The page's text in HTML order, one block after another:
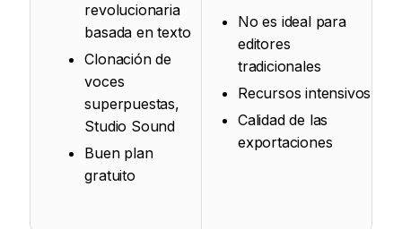
revolucionaria
basada en texto
Clonación de
voces
superpuestas,
Studio Sound
Buen plan
gratuito
No es ideal para
editores
tradicionales
Recursos intensivos
Calidad de las
exportaciones